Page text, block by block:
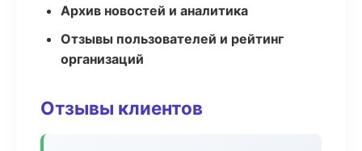
Архив новостей и аналитика
Отзывы пользователей и рейтинг
организаций
Отзывы клиентов